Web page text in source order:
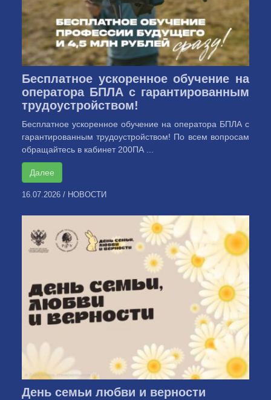
Бесплатное ускоренное обучение на
оператора БПЛА с гарантированным
трудоустройством!
Бесплатное ускоренное обучение на оператора БПЛА с
гарантированным трудоустройством! По всем вопросам
обращайтесь в кабинет 200ПА ...
Далее
16.07.2026 / НОВОСТИ
День семьи любви и верности